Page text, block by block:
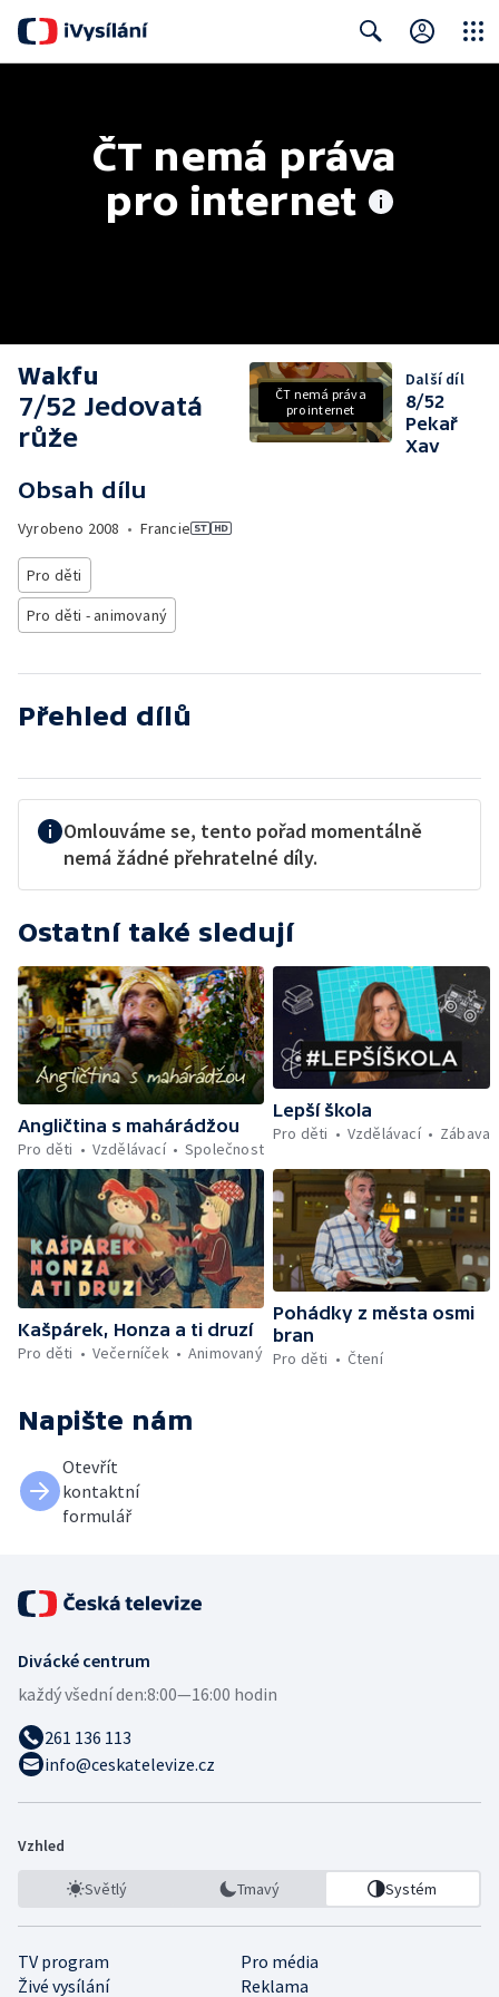
ČT nemá práva
pro internet
Wakfu
7/52 Jedovatá
růže
Obsah dílu
Vyrobeno 2008 • Francie
Pro děti
Pro děti - animovaný
ČT nemá práva
pro internet
Další díl
8/52
Pekař
Xav
Přehled dílů
Omlouváme se, tento pořad momentálně
nemá žádné přehratelné díly.
Ostatní také sledují
Angličtina s mahárádžou
Pro děti
Vzdělávací Společnost
Lepší škola
Pro děti
Vzdělávací Zábava
Kašpárek, Honza a ti druzí
Pro děti
Večerníček Animovaný
Pohádky z města osmi
bran
Pro děti
Čtení
Napište nám
Otevřít
kontaktní
formulář
Divácké centrum
každý všední den:8:00—16:00 hodin
261 136 113
info@ceskatelevize.cz
Vzhled
Světlý Tmavý Systém
TV program
Pro média
Živé vysílání
Reklama